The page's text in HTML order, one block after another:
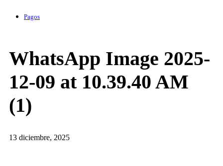
Pagos
WhatsApp Image 2025-
12-09 at 10.39.40 AM
(1)
13 diciembre, 2025